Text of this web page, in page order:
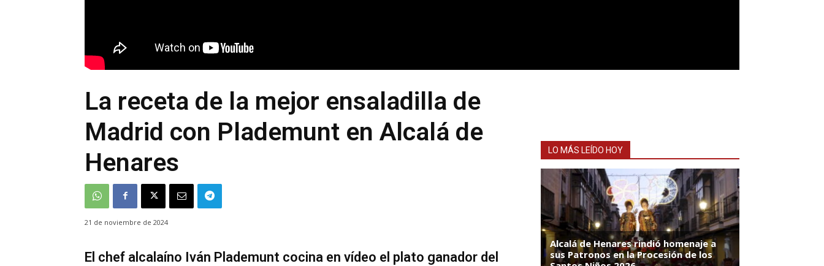
La receta de la mejor ensaladilla de
Madrid con Plademunt en Alcalá de
Henares
21 de noviembre de 2024
El chef alcalaíno Iván Plademunt cocina en vídeo el plato ganador del
LO MÁS LEÍDO HOY